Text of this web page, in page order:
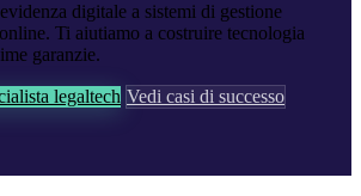
digitale a sistemi di gestione
Ti aiutiamo a costruire tecnologia
garanzie.
legaltech Vedi casi di successo